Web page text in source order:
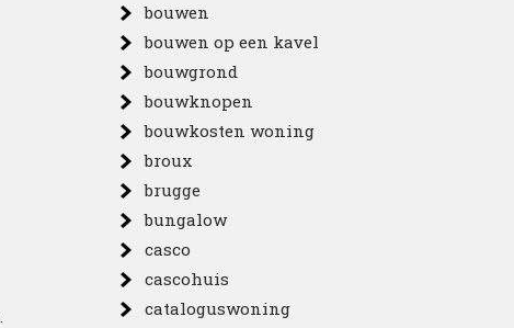
bouwen
bouwen op een kavel
bouwgrond
bouwknopen
bouwkosten woning
broux
brugge
bungalow
casco
cascohuis
cataloguswoning